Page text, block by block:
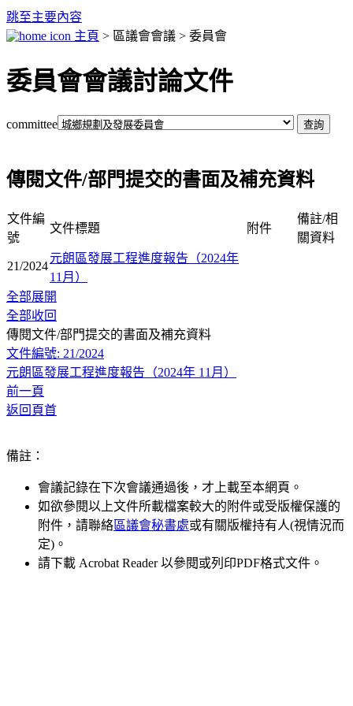
跳至主要內容
主頁 > 區議會會議 > 委員會
委員會會議討論文件
committee
傳閱文件/部門提交的書面及補充資料
文件編
號
文件標題 附件
備註/相
關資料
21/2024
元朗區發展工程進度報告（2024年
11月）
全部展開
全部收回
傳閱文件/部門提交的書面及補充資料
文件編號: 21/2024
元朗區發展工程進度報告（2024年 11月）
前一頁
返回頁首
備註：
會議記錄在下次會議通過後，才上載至本網頁。
如欲參閱以上文件所載檔案較大的附件或受版權保護的
附件，請聯絡區議會秘書處或有關版權持有人(視情況而
定)。
請下載 Acrobat Reader 以參閱或列印PDF格式文件。